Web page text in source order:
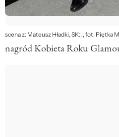
scena z: Mateusz Hładki, SK:, , fot. Piętka
nagród Kobieta Roku